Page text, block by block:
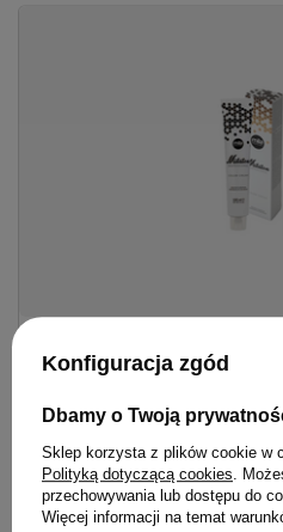
ml
52,80 zł / szt.
Zobacz
Konfiguracja zgód
Dbamy o Twoją
Sklep korzysta z plików cookie w
Polityką dotyczącą cookies.
przechowywania lub dostępu do
Więcej informacji na temat